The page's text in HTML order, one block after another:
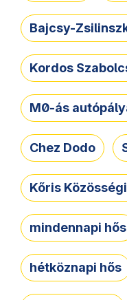
Bajcsy-
Kordos
M0-ás
Chez Dodo
Kőris
mindennapi hős
hétköznapi hős